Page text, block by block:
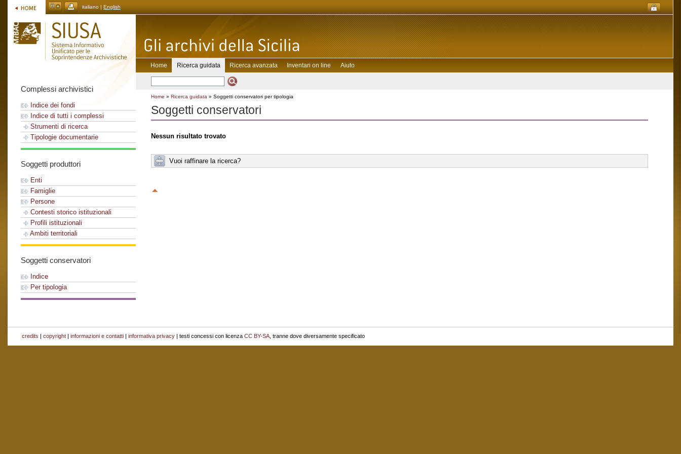
italiano | English
Complessi archivistici
Indice dei fondi
Indice di tutti i complessi
Strumenti di ricerca
Tipologie documentarie
Soggetti produttori
Enti
Famiglie
Persone
Contesti storico istituzionali
Profili istituzionali
Ambiti territoriali
Soggetti conservatori
Indice
Per tipologia
Home Ricerca guidata Ricerca avanzata Inventari on line Aiuto
Home » Ricerca guidata » Soggetti conservatori per tipologia
Soggetti conservatori
Nessun risultato trovato
Vuoi raffinare la ricerca?
credits | copyright | informazioni e contatti | informativa privacy | testi concessi con licenza CC BY-SA , tranne dove diversamente specificato